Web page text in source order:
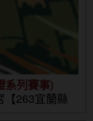
系列賽事)
【263宜蘭縣